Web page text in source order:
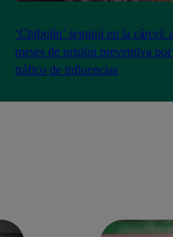
‘Chibolín’ seguirá en la cárcel:
meses de prisión preventiva
tráfico de influencias